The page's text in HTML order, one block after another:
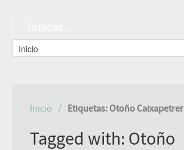
Inicio Etiquetas: Otoño Caixapetrer
Tagged with: Otoño